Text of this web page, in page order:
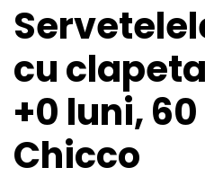
cu
+0 luni,
Chicco